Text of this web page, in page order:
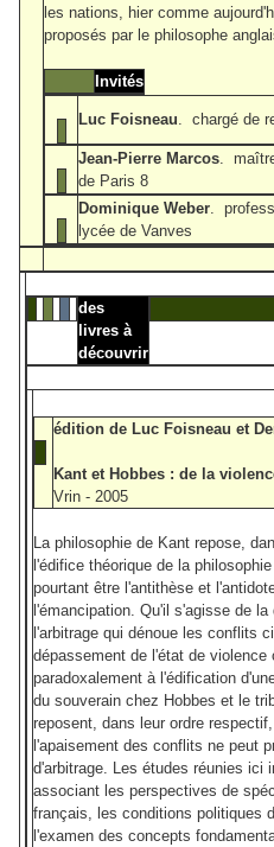
les nations, hier comme
proposés par le philosophe
Invités
Luc Foisneau. chargé de
Jean-Pierre Marcos.
de Paris 8
Dominique Weber.
lycée de Vanves
des
livres à
découvrir
édition de Luc Foisneau et
Kant et Hobbes : de la
Vrin - 2005
La philosophie de Kant repose,
l'édifice théorique de la
pourtant être l'antithèse et
l'émancipation. Qu'il s'agisse de
l'arbitrage qui dénoue les conflits
dépassement de l'état de
paradoxalement à l'édification
du souverain chez Hobbes et le
reposent, dans leur ordre
l'apaisement des conflits ne peut
d'arbitrage. Les études réunies ici
associant les perspectives de
français, les conditions politiques
l'examen des concepts